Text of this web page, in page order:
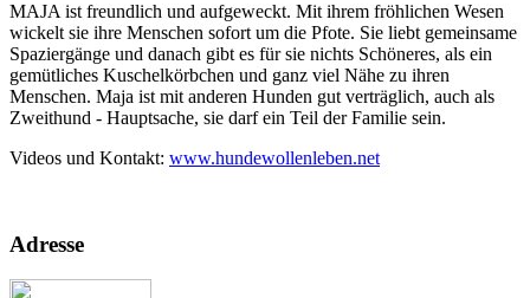
MAJA ist freundlich und aufgeweckt. Mit ihrem fröhlichen Wesen
wickelt sie ihre Menschen sofort um die Pfote. Sie liebt gemeinsame
Spaziergänge und danach gibt es für sie nichts Schöneres, als ein
gemütliches Kuschelkörbchen und ganz viel Nähe zu ihren
Menschen. Maja ist mit anderen Hunden gut verträglich, auch als
Zweithund - Hauptsache, sie darf ein Teil der Familie sein.
Videos und Kontakt: www.hundewollenleben.net
Adresse